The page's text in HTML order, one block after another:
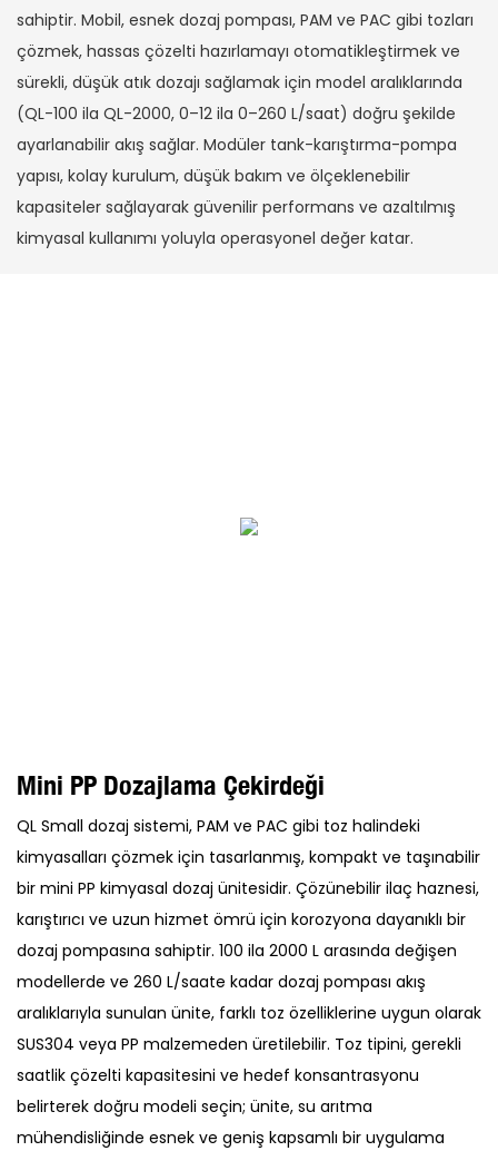
sahiptir. Mobil, esnek dozaj pompası, PAM ve PAC gibi tozları
çözmek, hassas çözelti hazırlamayı otomatikleştirmek ve
sürekli, düşük atık dozajı sağlamak için model aralıklarında
(QL-100 ila QL-2000, 0–12 ila 0–260 L/saat) doğru şekilde
ayarlanabilir akış sağlar. Modüler tank-karıştırma-pompa
yapısı, kolay kurulum, düşük bakım ve ölçeklenebilir
kapasiteler sağlayarak güvenilir performans ve azaltılmış
kimyasal kullanımı yoluyla operasyonel değer katar.
Mini PP Dozajlama Çekirdeği
QL Small dozaj sistemi, PAM ve PAC gibi toz halindeki
kimyasalları çözmek için tasarlanmış, kompakt ve taşınabilir
bir mini PP kimyasal dozaj ünitesidir. Çözünebilir ilaç haznesi,
karıştırıcı ve uzun hizmet ömrü için korozyona dayanıklı bir
dozaj pompasına sahiptir. 100 ila 2000 L arasında değişen
modellerde ve 260 L/saate kadar dozaj pompası akış
aralıklarıyla sunulan ünite, farklı toz özelliklerine uygun olarak
SUS304 veya PP malzemeden üretilebilir. Toz tipini, gerekli
saatlik çözelti kapasitesini ve hedef konsantrasyonu
belirterek doğru modeli seçin; ünite, su arıtma
mühendisliğinde esnek ve geniş kapsamlı bir uygulama